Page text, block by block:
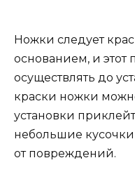
Ножки следует
основанием, и этот
осуществлять до
краски ножки
установки
небольшие
от повреждений.